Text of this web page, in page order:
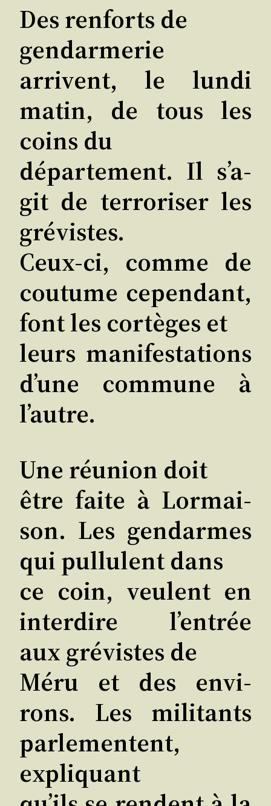
Des ren­forts de
gen­dar­me­rie
arrivent, le lun­di
matin, de tous les
coins du
dépar­te­ment. Il s’a­
git de ter­ro­ri­ser les
grévistes.
Ceux-ci, comme de
cou­tume cepen­dant,
font les cor­tèges et
leurs mani­fes­ta­tions
d’une com­mune à
l’autre.
Une réunion doit
être faite à Lor­mai­
son. Les gen­darmes
qui pul­lulent dans
ce coin, veulent en
inter­dire l’en­trée
aux gré­vistes de
Méru et des envi­
rons. Les mili­tants
par­le­mentent,
expliquant